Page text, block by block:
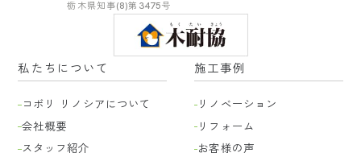
栃木県知事(8)第3475号
私たちについて
コボリ リノシアについて
会社概要
スタッフ紹介
施工事例
リノベーション
リフォーム
お客様の声